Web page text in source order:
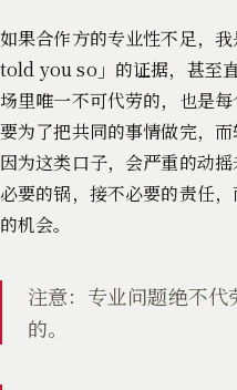
如果合作方的专业性不足，
told you so」的证据，甚至
场里唯一不可代劳的，也是
要为了把共同的事情做完，而
因为这类口子，会严重的动
必要的锅，接不必要的责任
的机会。
注意：专业问题绝不
的。